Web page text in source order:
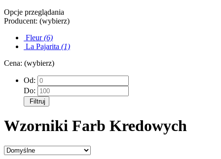
Opcje przeglądania
Producent: (wybierz)
Fleur (6)
La Pajarita (1)
Cena: (wybierz)
Od:
Do:
Filtruj
Wzorniki Farb Kredowych